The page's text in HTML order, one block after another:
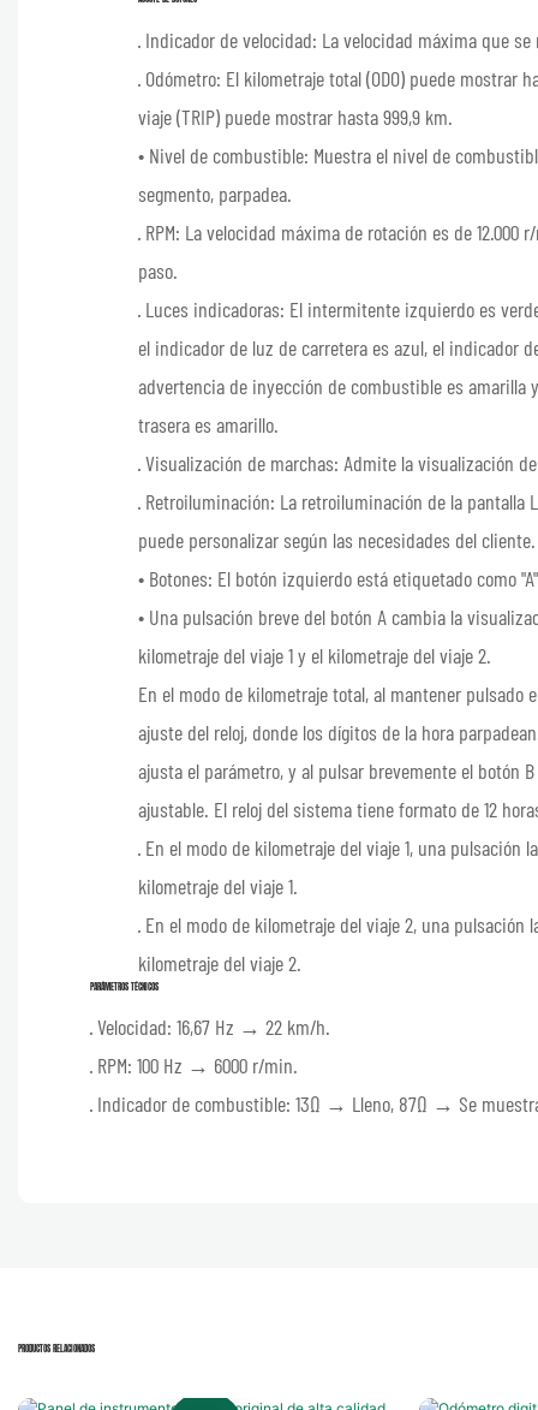
· Indicador de velocidad: La velocidad máxima que
· Odómetro: El kilometraje total (ODO) puede mostrar
viaje (TRIP) puede mostrar hasta 999,9 km.
• Nivel de combustible: Muestra el nivel de
segmento, parpadea.
· RPM: La velocidad máxima de rotación es de
paso.
· Luces indicadoras: El intermitente izquierdo es
el indicador de luz de carretera es azul, el indicador
advertencia de inyección de combustible es amarilla
trasera es amarillo.
· Visualización de marchas: Admite la visualización
· Retroiluminación: La retroiluminación de la pantalla
puede personalizar según las necesidades del cliente.
• Botones: El botón izquierdo está etiquetado como
• Una pulsación breve del botón A cambia la
kilometraje del viaje 1 y el kilometraje del viaje 2.
En el modo de kilometraje total, al mantener pulsado
ajuste del reloj, donde los dígitos de la hora
ajusta el parámetro, y al pulsar brevemente el botón
ajustable. El reloj del sistema tiene formato de 12
· En el modo de kilometraje del viaje 1, una pulsación
kilometraje del viaje 1.
· En el modo de kilometraje del viaje 2, una pulsación
kilometraje del viaje 2.
PARÁMETROS TÉCNICOS
· Velocidad: 16,67 Hz → 22 km/h.
· RPM: 100 Hz → 6000 r/min.
· Indicador de combustible: 13Ω → Lleno, 87Ω → Se
PRODUCTOS RELACIONADOS